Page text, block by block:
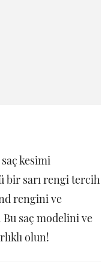
kesimi
bir sarı rengi tercih
rengini ve
saç modelini ve
olun!